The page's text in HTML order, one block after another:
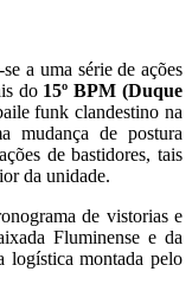
a uma série de ações
do 15º BPM (Duque
funk clandestino na
mudança de postura
de bastidores, tais
da unidade.
de vistorias e
Fluminense e da
logística montada pelo